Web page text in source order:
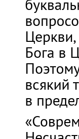
Церкви,
Бога в
всякий
в